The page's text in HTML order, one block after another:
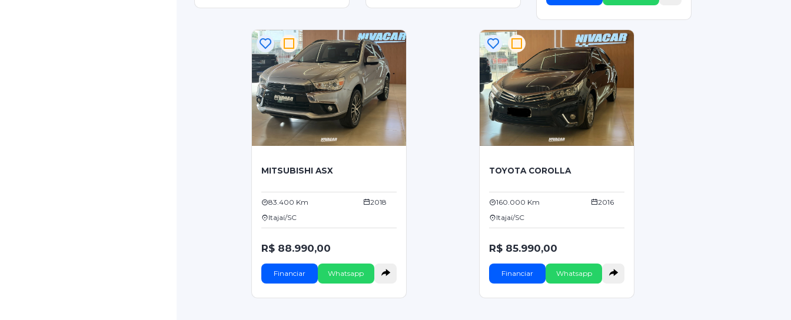
MITSUBISHI ASX
83.400 Km
2018
Itajaí/SC
R$ 88.990,00
Financiar Whatsapp
TOYOTA COROLLA
160.000 Km
2016
Itajaí/SC
R$ 85.990,00
Financiar Whatsapp